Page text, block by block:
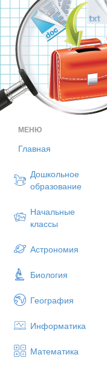
МЕНЮ
Главная
Дошкольное
образование
Начальные
классы
Астрономия
Биология
География
Информатика
Математика